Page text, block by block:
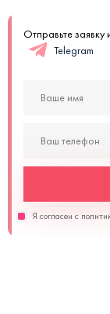
Отправьте
Telegram
Я согласен с